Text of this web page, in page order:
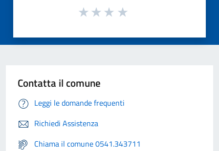
Contatta il comune
Leggi le domande frequenti
Richiedi Assistenza
Chiama il comune 0541.343711